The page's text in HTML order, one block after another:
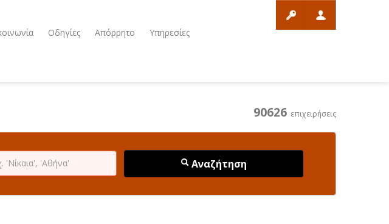
Οδηγίες Απόρρητο Υπηρεσίες
90626 επιχειρήσεις
Αναζήτηση